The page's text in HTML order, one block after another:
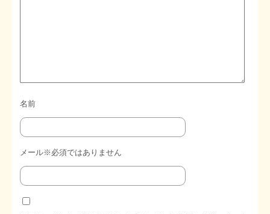
名前
メール※必須ではありません